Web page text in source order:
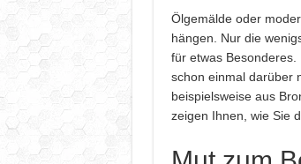
Ölgemälde oder
hängen. Nur die
für etwas Besonderes.
schon einmal darüber
beispielsweise aus
zeigen Ihnen, wie Sie